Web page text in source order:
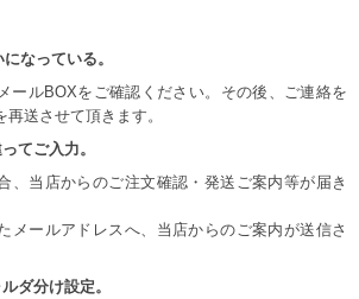
なっている。
ールBOXをご確認ください。その後、ご連絡を
送させて頂きます。
てご入力。
、当店からのご注文確認・発送ご案内等が届き
メールアドレスへ、当店からのご案内が送信さ
ダ分け設定。